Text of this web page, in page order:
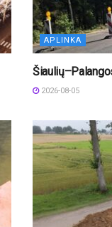
APLINKA
2026-08-05